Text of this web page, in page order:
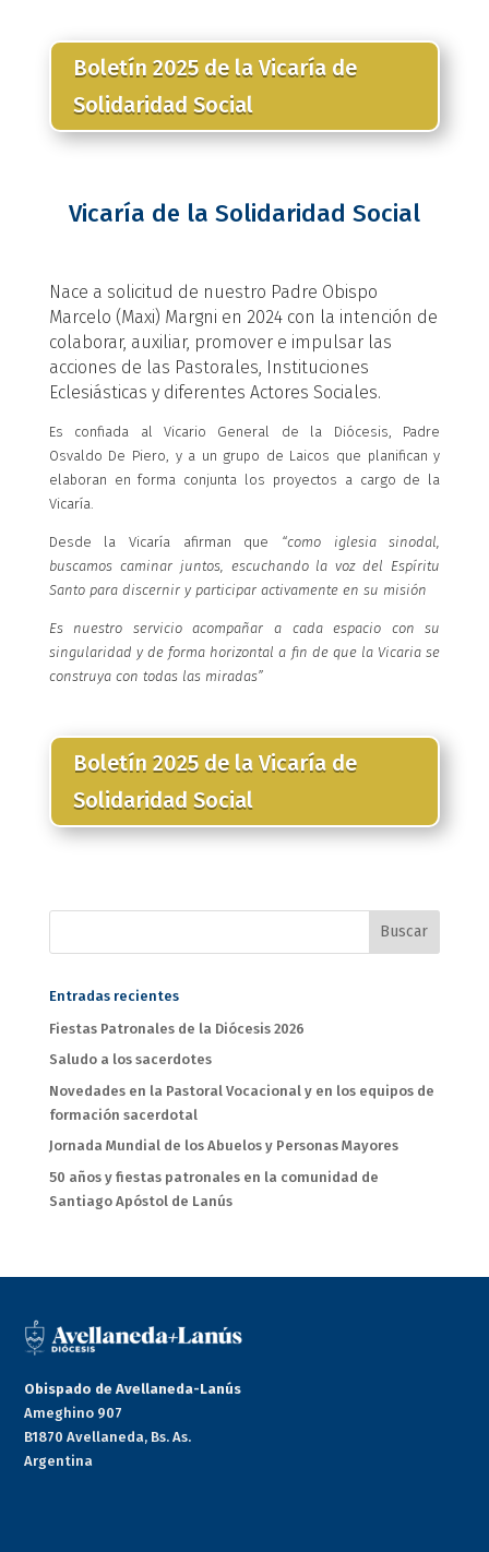
Boletín 2025 de la Vicaría de
Solidaridad Social
Vicaría de la Solidaridad Social
Nace a solicitud de nuestro Padre Obispo
Marcelo (Maxi) Margni en 2024 con la intención de
colaborar, auxiliar, promover e impulsar las
acciones de las Pastorales, Instituciones
Eclesiásticas y diferentes Actores Sociales.
Es confiada al Vicario General de la Diócesis, Padre
Osvaldo De Piero, y a un grupo de Laicos que planifican y
elaboran en forma conjunta los proyectos a cargo de la
Vicaría.
Desde la Vicaría afirman que “como iglesia sinodal,
buscamos caminar juntos, escuchando la voz del Espíritu
Santo para discernir y participar activamente en su misión
Es nuestro servicio acompañar a cada espacio con su
singularidad y de forma horizontal a fin de que la Vicaria se
construya con todas las miradas”
Boletín 2025 de la Vicaría de
Solidaridad Social
Entradas recientes
Fiestas Patronales de la Diócesis 2026
Saludo a los sacerdotes
Novedades en la Pastoral Vocacional y en los equipos de
formación sacerdotal
Jornada Mundial de los Abuelos y Personas Mayores
50 años y fiestas patronales en la comunidad de
Santiago Apóstol de Lanús
Obispado de Avellaneda-Lanús
Ameghino 907
B1870 Avellaneda, Bs. As.
Argentina